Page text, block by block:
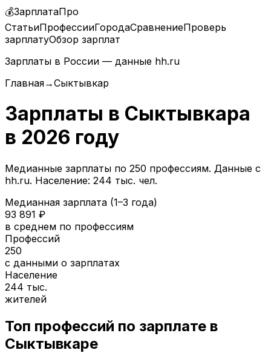
💰ЗарплатаПро
СтатьиПрофессииГородаСравнениеПроверь
зарплатуОбзор зарплат
Зарплаты в России — данные hh.ru
Главная→Сыктывкар
Зарплаты в Сыктывкара
в 2026 году
Медианные зарплаты по 250 профессиям. Данные с
hh.ru. Население: 244 тыс. чел.
Медианная зарплата (1–3 года)
93 891 ₽
в среднем по профессиям
Профессий
250
с данными о зарплатах
Население
244 тыс.
жителей
Топ профессий по зарплате в
Сыктывкаре